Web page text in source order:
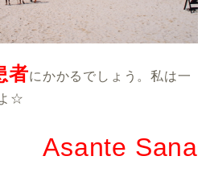
者にかかるでしょう。私は一
☆
Asante Sana